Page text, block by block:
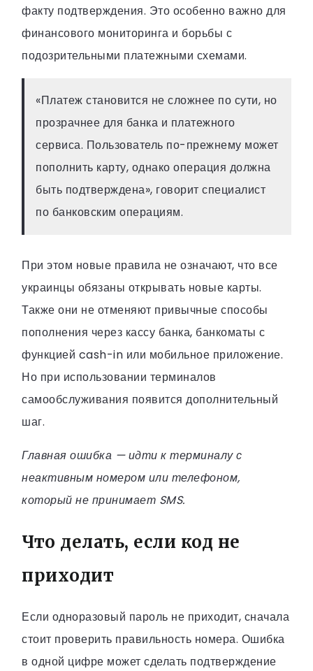
факту подтверждения. Это особенно важно для
финансового мониторинга и борьбы с
подозрительными платежными схемами.
«Платеж становится не сложнее по сути, но
прозрачнее для банка и платежного
сервиса. Пользователь по-прежнему может
пополнить карту, однако операция должна
быть подтверждена», говорит специалист
по банковским операциям.
При этом новые правила не означают, что все
украинцы обязаны открывать новые карты.
Также они не отменяют привычные способы
пополнения через кассу банка, банкоматы с
функцией cash-in или мобильное приложение.
Но при использовании терминалов
самообслуживания появится дополнительный
шаг.
Главная ошибка — идти к терминалу с
неактивным номером или телефоном,
который не принимает SMS.
Что делать, если код не
приходит
Если одноразовый пароль не приходит, сначала
стоит проверить правильность номера. Ошибка
в одной цифре может сделать подтверждение